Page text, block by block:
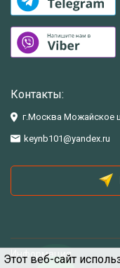
Этот веб-сайт
Контакты:
г.Москва Можайское
keynb101@yandex.ru
Информация